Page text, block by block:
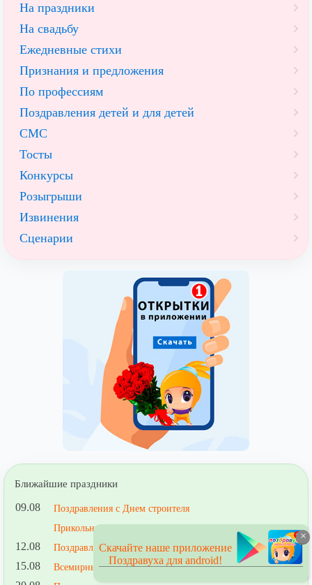
На праздники
На свадьбу
Ежедневные стихи
Признания и предложения
По профессиям
Поздравления детей и для детей
СМС
Тосты
Конкурсы
Розыгрыши
Извинения
Сценарии
Ближайшие праздники
09.08
Поздравления с Днем строителя
Прикольные поздравления строителю
12.08 Поздравления с Днем ВВС
15.08 Всемирный день защиты бездомных животных
×
Скачайте наше приложение
Поздравуха для android!